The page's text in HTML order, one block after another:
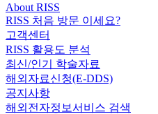
About RISS
RISS 처음 방문 이세요?
고객센터
RISS 활용도 분석
최신/인기 학술자료
해외자료신청(E-DDS)
공지사항
해외전자정보서비스 검색